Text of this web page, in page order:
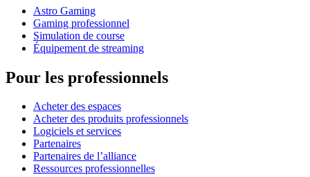
Astro Gaming
Gaming professionnel
Simulation de course
Équipement de streaming
Pour les professionnels
Acheter des espaces
Acheter des produits professionnels
Logiciels et services
Partenaires
Partenaires de l’alliance
Ressources professionnelles